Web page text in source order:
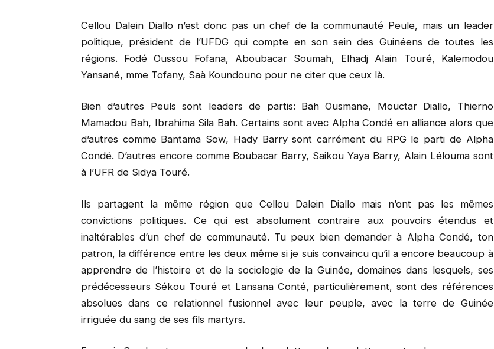
Cellou Dalein Diallo n’est donc pas un chef de la communauté Peule, mais un leader
politique, président de l’UFDG qui compte en son sein des Guinéens de toutes les
régions. Fodé Oussou Fofana, Aboubacar Soumah, Elhadj Alain Touré, Kalemodou
Yansané, mme Tofany, Saà Koundouno pour ne citer que ceux là.
Bien d’autres Peuls sont leaders de partis: Bah Ousmane, Mouctar Diallo, Thierno
Mamadou Bah, Ibrahima Sila Bah. Certains sont avec Alpha Condé en alliance alors que
d’autres comme Bantama Sow, Hady Barry sont carrément du RPG le parti de Alpha
Condé. D’autres encore comme Boubacar Barry, Saikou Yaya Barry, Alain Lélouma sont
à l’UFR de Sidya Touré.
Ils partagent la même région que Cellou Dalein Diallo mais n’ont pas les mêmes
convictions politiques. Ce qui est absolument contraire aux pouvoirs étendus et
inaltérables d’un chef de communauté. Tu peux bien demander à Alpha Condé, ton
patron, la différence entre les deux même si je suis convaincu qu’il a encore beaucoup à
apprendre de l’histoire et de la sociologie de la Guinée, domaines dans lesquels, ses
prédécesseurs Sékou Touré et Lansana Conté, particulièrement, sont des références
absolues dans ce relationnel fusionnel avec leur peuple, avec la terre de Guinée
irriguée du sang de ses fils martyrs.